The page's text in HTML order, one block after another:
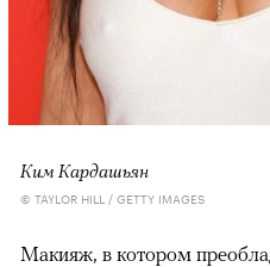
Ким Кардашьян
© TAYLOR HILL / GETTY IMAGES
Макияж, в котором